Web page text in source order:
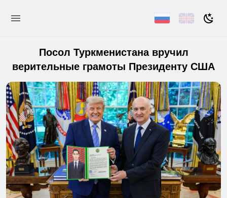
Посол Туркменистана вручил
верительные грамоты Президенту США